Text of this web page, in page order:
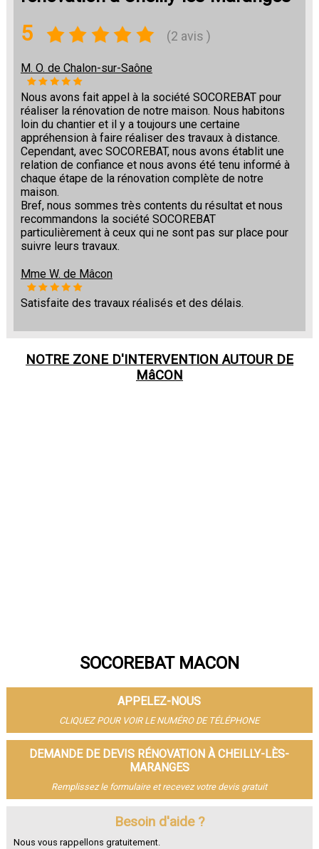
5 (2 avis )
M. O. de Chalon-sur-Saône
Nous avons fait appel à la société SOCOREBAT pour
réaliser la rénovation de notre maison. Nous habitons
loin du chantier et il y a toujours une certaine
appréhension à faire réaliser des travaux à distance.
Cependant, avec SOCOREBAT, nous avons établit une
relation de confiance et nous avons été tenu informé à
chaque étape de la rénovation complète de notre
maison.
Bref, nous sommes très contents du résultat et nous
recommandons la société SOCOREBAT
particulièrement à ceux qui ne sont pas sur place pour
suivre leurs travaux.
Mme W. de Mâcon
Satisfaite des travaux réalisés et des délais.
NOTRE ZONE D'INTERVENTION AUTOUR DE
MâCON
SOCOREBAT MACON
APPELEZ-NOUS
CLIQUEZ POUR VOIR LE NUMÉRO DE TÉLÉPHONE
DEMANDE DE DEVIS RÉNOVATION À CHEILLY-LÈS-
MARANGES
Remplissez le formulaire et recevez votre devis gratuit
Besoin d'aide ?
Nous vous rappellons gratuitement.